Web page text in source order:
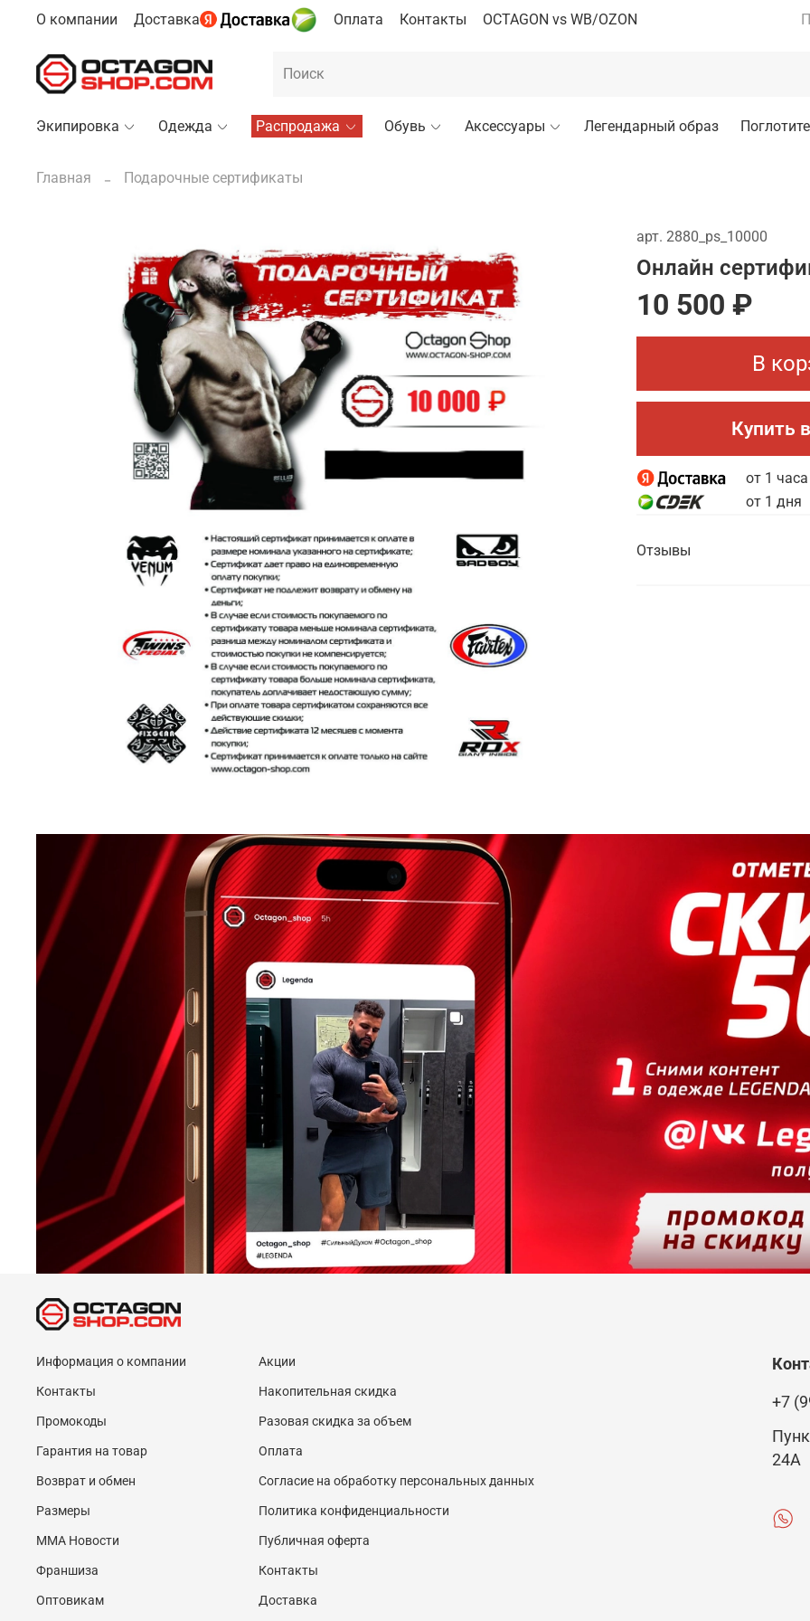
О компании Доставка Оплата Контакты OCTAGON vs WB/OZON
Экипировка Одежда Распродажа Обувь Аксессуары Легендарный образ
Главная Подарочные сертификаты
арт. 2880_ps_10000
Онлайн
10 500 ₽
В
Купить
от 1 часа
от 1 дня
Отзывы
Информация о компании
Контакты
Промокоды
Гарантия на товар
Возврат и обмен
Размеры
MMA Новости
Франшиза
Оптовикам
Акции
Накопительная скидка
Разовая скидка за объем
Оплата
Согласие на обработку персональных данных
Политика конфиденциальности
Публичная оферта
Контакты
Доставка
+7
24А